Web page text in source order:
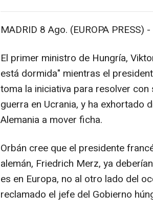
MADRID 8 Ago. (EUROPA PRESS) -
El primer ministro de Hungría,
está dormida" mientras el
toma la iniciativa para resolver
guerra en Ucrania, y ha exhortado
Alemania a mover ficha.
Orbán cree que el presidente
alemán, Friedrich Merz, ya
es en Europa, no al otro lado del
reclamado el jefe del Gobierno